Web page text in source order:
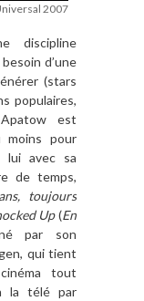
2007
discipline
d’une
(stars
populaires,
est
pour
lui avec sa
de temps,
toujours
Up(En
par son
qui tient
tout
la télé par